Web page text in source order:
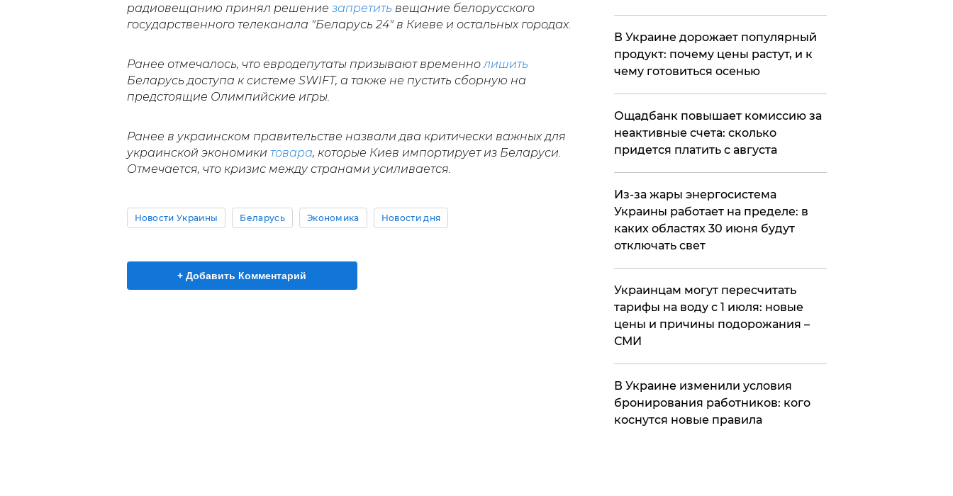
радиовещанию принял решение запретить вещание белорусского
государственного телеканала "Беларусь 24" в Киеве и остальных городах.
Ранее отмечалось, что евродепутаты призывают временнолишить
Беларусь доступа к системе SWIFT, а также не пустить сборную на
предстоящие Олимпийские игры.
Ранее в украинском правительстве назвали два критически важных для
украинской экономики товара, которые Киев импортирует из Беларуси.
Отмечается, что кризис между странами усиливается.
Новости Украины Беларусь Экономика Новости дня
+ Добавить Комментарий
В Украине дорожает популярный
продукт: почему цены растут, и к
чему готовиться осенью
​Ощадбанк повышает комиссию за
неактивные счета: сколько
придется платить с августа
Из-за жары энергосистема
Украины работает на пределе: в
каких областях 30 июня будут
отключать свет
Украинцам могут пересчитать
тарифы на воду с 1 июля: новые
цены и причины подорожания –
СМИ
В Украине изменили условия
бронирования работников: кого
коснутся новые правила